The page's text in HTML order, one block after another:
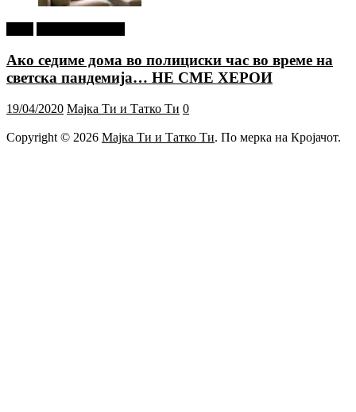
Ако седиме дома во полициски час во време на
светска пандемија… НЕ СМЕ ХЕРОИ
19/04/2020 Мајка Ти и Татко Ти 0
Copyright © 2026 Мајка Ти и Татко Ти. По мерка на Кројачот.